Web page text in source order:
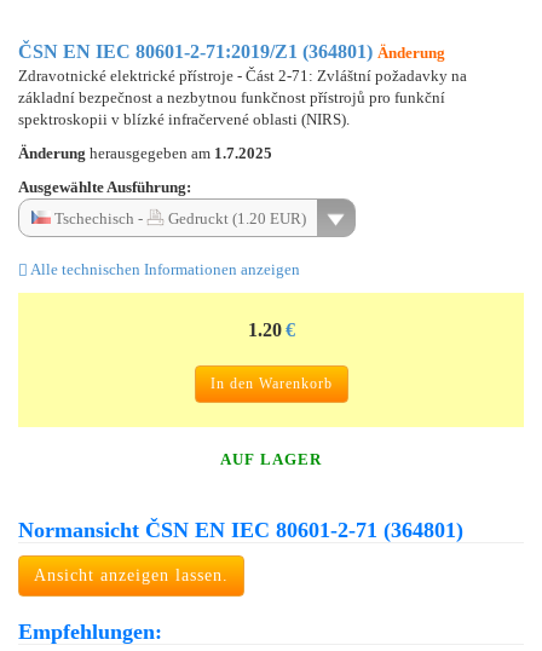
ČSN EN IEC 80601-2-71:2019/Z1 (364801) Änderung
Zdravotnické elektrické přístroje - Část 2-71: Zvláštní požadavky na
základní bezpečnost a nezbytnou funkčnost přístrojů pro funkční
spektroskopii v blízké infračervené oblasti (NIRS).
Änderung herausgegeben am 1.7.2025
Ausgewählte Ausführung:
Tschechisch -
Gedruckt (1.20 EUR)
Alle technischen Informationen anzeigen
1.20 €
In den Warenkorb
AUF LAGER
Normansicht ČSN EN IEC 80601-2-71 (364801)
Ansicht anzeigen lassen.
Empfehlungen: